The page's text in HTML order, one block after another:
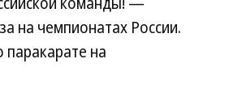
на чемпионатах России.
на